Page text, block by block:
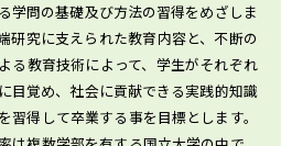
学問の基礎及び方法の習得をめざしま
研究に支えられた教育内容と、不断の
る教育技術によって、学生がそれぞれ
目覚め、社会に貢献できる実践的知識
習得して卒業する事を目標とします。